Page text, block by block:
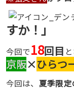
すか！」
今回で18回目
京阪×ひらつ
今回は、 夏季限